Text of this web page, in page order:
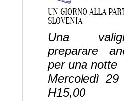
UN GIORNO ALLA
SLOVENIA
Una
preparare
per una notte
Mercoledì 29
H15,00